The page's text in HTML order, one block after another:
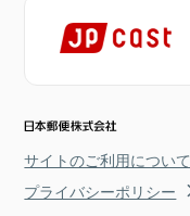
サイトのご利用について
プライバシーポリシー